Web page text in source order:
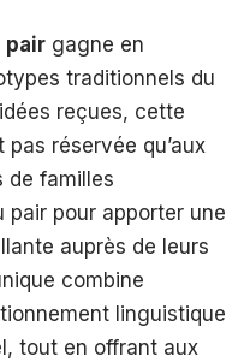
pair gagne en
traditionnels du
reçues, cette
pas réservée qu’aux
de familles
pour apporter une
auprès de leurs
combine
linguistique
tout en offrant aux